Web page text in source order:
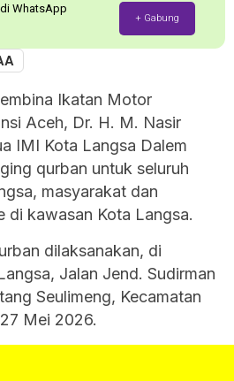
WhatsApp
+ Gabung
Ikatan Motor
Aceh, Dr. H. M. Nasir
IMI Kota Langsa Dalem
qurban untuk seluruh
masyarakat dan
di kawasan Kota Langsa.
dilaksanakan, di
Jalan Jend. Sudirman
Seulimeng, Kecamatan
Mei 2026.